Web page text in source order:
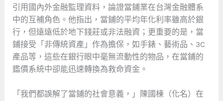
引用國內外金融監理資料，論證當鋪業在台灣金融體系
中的互補角色。他指出，當鋪的平均年化利率雖高於銀
行，但遠遠低於地下錢莊或非法融資；更重要的是，當
鋪接受「非傳統資產」作為擔保，如手錶、藝術品、3C
產品等，這些在銀行眼中毫無流動性的物品，在當鋪的
鑑價系統中卻能迅速轉換為救命資金。
「我們都誤解了當鋪的社會意義，」陳國棟（化名）在